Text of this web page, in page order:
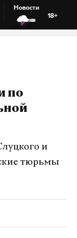
Новости
18+
по
и
тюрьмы